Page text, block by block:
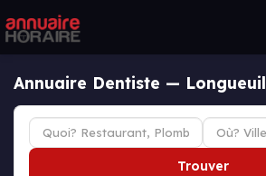
Annuaire Dentiste — Longueuil
Trouver